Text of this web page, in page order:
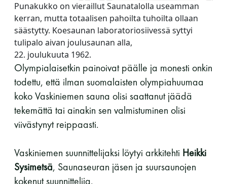
Punakukko on vieraillut Saunatalolla useamman
kerran, mutta totaalisen pahoilta tuhoilta ollaan
säästytty. Koesaunan laboratoriosiivessä syttyi
tulipalo aivan joulusaunan alla,
22. joulukuuta 1962.
Olympialaisetkin painoivat päälle ja monesti onkin
todettu, että ilman suomalaisten olympiahuumaa
koko Vaskiniemen sauna olisi saattanut jäädä
tekemättä tai ainakin sen valmistuminen olisi
viivästynyt reippaasti.
Vaskiniemen suunnittelijaksi löytyi arkkitehti Heikki
Sysimetsä, Saunaseuran jäsen ja suursaunojen
kokenut suunnittelija.